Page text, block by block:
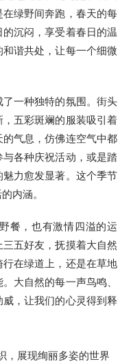
绿野间奔跑，春天的每
沉闷，享受着春日的温
谐共处，让每一个细微
一种独特的氛围。街头
五彩斑斓的服装吸引着
气息，仿佛连空气中都
各种庆祝活动，或是踏
力愈发显著。这个季节
内涵。
餐，也有激情四溢的运
五好友，抚摸着大自然
在绿道上，还是在草地
大自然的每一声鸟鸣、
，让我们的心灵得到释